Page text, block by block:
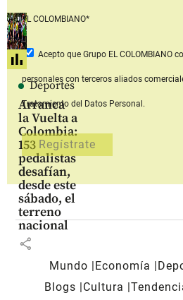
Deportes
Arranca
la Vuelta a
Colombia:
153
pedalistas
desafían,
desde este
sábado, el
terreno
nacional
share
EL COLOMBIANO*
Acepto que Grupo EL COLOMBIANO
personales con terceros aliados
Tratamiento del Datos Personal.
Mundo Economía
Blogs
Cultura